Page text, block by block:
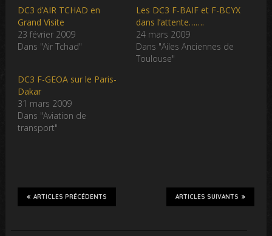
DC3 d’AIR TCHAD en
Grand Visite
23 février 2009
Dans "Air Tchad"
Les DC3 F-BAIF et F-BCYX
dans l’attente…….
24 mars 2009
Dans "Ailes Anciennes de
Toulouse"
DC3 F-GEOA sur le Paris-
Dakar
31 mars 2009
Dans "Aviation de
transport"
ARTICLES SUIVANTS
ARTICLES PRÉCÉDENTS